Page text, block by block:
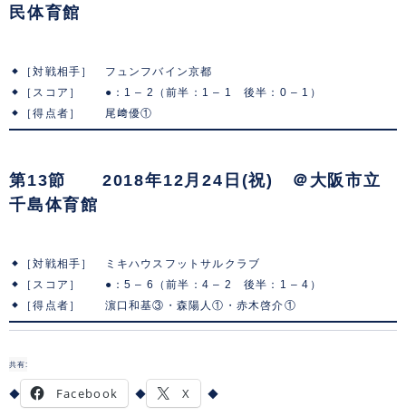
民体育館
［対戦相手］ フュンフバイン京都
［スコア］ ●：1 – 2（前半：1 – 1 後半：0 – 1）
［得点者］ 尾﨑優①
第13節 2018年12月24日(祝) ＠大阪市立
千島体育館
［対戦相手］ ミキハウスフットサルクラブ
［スコア］ ●：5 – 6（前半：4 – 2 後半：1 – 4）
［得点者］ 濵口和基③・森陽人①・赤木啓介①
共有:
Facebook X